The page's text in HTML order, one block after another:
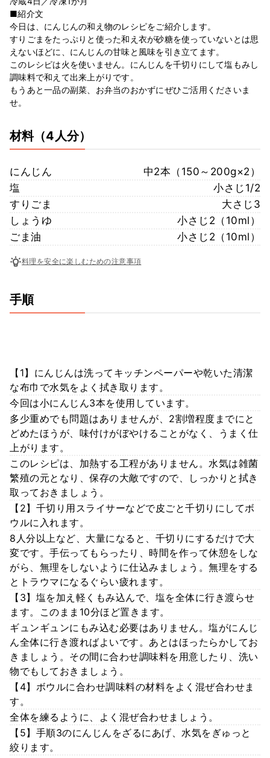
■紹介文
今日は、にんじんの和え物のレシピをご紹介します。
すりごまをたっぷりと使った和え衣が砂糖を使っていないとは思
えないほどに、にんじんの甘味と風味を引き立てます。
このレシピは火を使いません。にんじんを千切りにして塩もみし
調味料で和えて出来上がりです。
もうあと一品の副菜、お弁当のおかずにぜひご活用くださいま
せ。
材料（4人分）
にんじん
中2本（150～200g×2）
塩
小さじ1/2
すりごま
大さじ3
しょうゆ
小さじ2（10ml）
ごま油
小さじ2（10ml）
料理を安全に楽しむための注意事項
手順
【1】にんじんは洗ってキッチンペーパーや乾いた清潔
な布巾で水気をよく拭き取ります。
今回は小にんじん3本を使用しています。
多少重めでも問題はありませんが、2割増程度までにと
どめたほうが、味付けがぼやけることがなく、うまく仕
上がります。
このレシピは、加熱する工程がありません。水気は雑菌
繁殖の元となり、保存の大敵ですので、しっかりと拭き
取っておきましょう。
【2】千切り用スライサーなどで皮ごと千切りにしてボ
ウルに入れます。
8人分以上など、大量になると、千切りにするだけで大
変です。手伝ってもらったり、時間を作って休憩をしな
がら、無理をしないように仕込みましょう。無理をする
とトラウマになるぐらい疲れます。
【3】塩を加え軽くもみ込んで、塩を全体に行き渡らせ
ます。このまま10分ほど置きます。
ギュンギュンにもみ込む必要はありません。塩がにんじ
ん全体に行き渡ればよいです。あとはほったらかしてお
きましょう。その間に合わせ調味料を用意したり、洗い
物でもしておきましょう。
【4】ボウルに合わせ調味料の材料をよく混ぜ合わせま
す。
全体を練るように、よく混ぜ合わせましょう。
【5】手順3のにんじんをざるにあげ、水気をぎゅっと
絞ります。